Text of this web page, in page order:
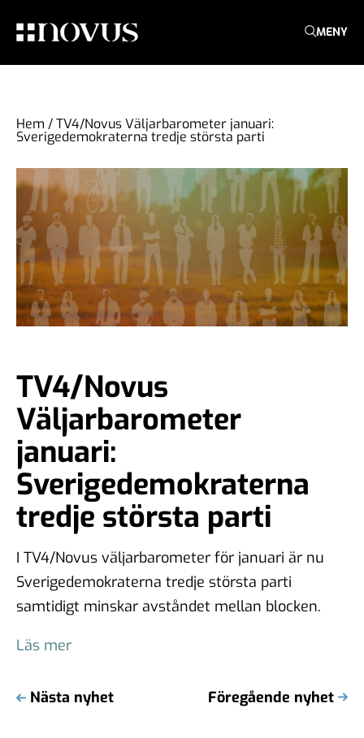
MENY
Hem /TV4/Novus Väljarbarometer januari:
Sverigedemokraterna tredje största parti
TV4/Novus
Väljarbarometer
januari:
Sverigedemokraterna
tredje största parti
I TV4/Novus väljarbarometer för januari är nu
Sverigedemokraterna tredje största parti
samtidigt minskar avståndet mellan blocken.
Läs mer
Nästa nyhet Föregående nyhet